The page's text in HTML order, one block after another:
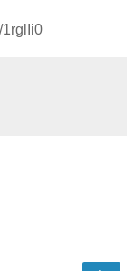
1rglIi0